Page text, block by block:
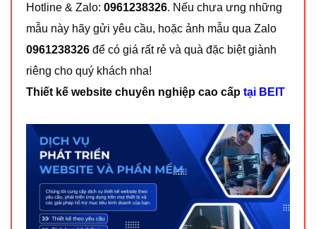
Hotline & Zalo: 0961238326. Nếu chưa ưng những
mẫu này hãy gửi yêu cầu, hoặc ảnh mẫu qua Zalo
0961238326 để có giá rất rẻ và quà đặc biệt giành
riêng cho quý khách nha!
Thiết kế website chuyên nghiệp cao cấp tại BEIT